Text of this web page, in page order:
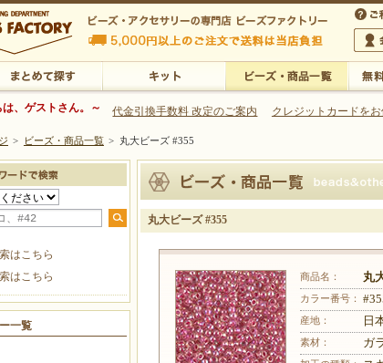
クトリー ビーズ・パーツ・金具など・アクセサリーの専門店
ビーズ・アクセサリーの専門店 ビーズファクトリー 5,000円
セサリーの専門店 ビーズファクトリー 5,000円以上のご注文で送料は当店が
会員
て探す
は、ゲストさん。～ 代金引換手数料 改定のご案内 クレジットカードを
> ビーズ・商品一覧 > 丸大ビーズ #355
丸大ビーズ #355
商品名： 丸
カラー番号：
産地： 日
素材： ガ
はこちら
はこちら
一覧